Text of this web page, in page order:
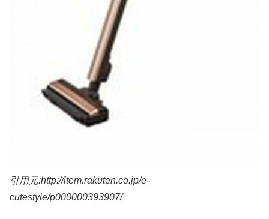
引用元:http://item.rakuten.co.jp/e-
cutestyle/p000000393907/